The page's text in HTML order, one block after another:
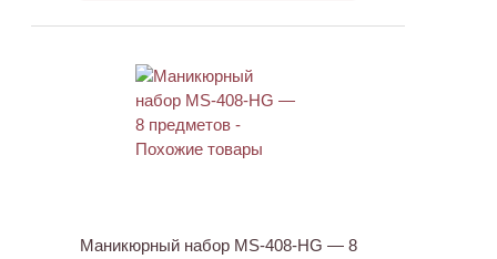
Маникюрный набор MS-408-HG — 8